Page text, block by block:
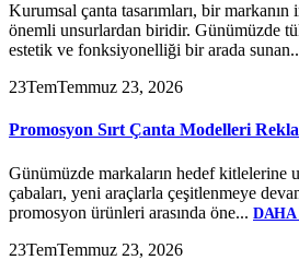
Kurumsal çanta tasarımları, bir markanın
önemli unsurlardan biridir. Günümüzde
estetik ve fonksiyonelliği bir arada
23TemTemmuz 23, 2026
Promosyon Sırt Çanta Modelleri
Günümüzde markaların hedef kitlelerine
çabaları, yeni araçlarla çeşitlenmeye
promosyon ürünleri arasında öne... DAHA
23TemTemmuz 23, 2026